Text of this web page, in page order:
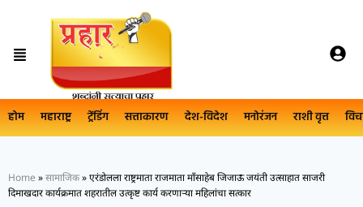
होम महाराष्ट्र ट्रेंडिंग सत्ताकारण देश-विदेश मनोरंजन राशी वृत्त
Home »सामाजिक»एरंडोलला राष्ट्रमाता राजमाता माँसाहेब जिजाऊ जयंती उत्साहात साजरी
दिमाखदार कार्यक्रमात शहरातील उत्कृष्ट कार्य करणार्‍या महिलांचा सत्कार